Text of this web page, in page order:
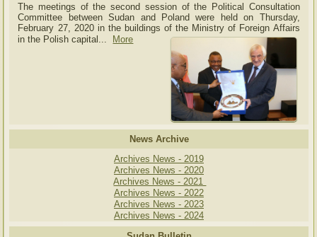
The meetings of the second session of the Political Consultation
Committee between Sudan and Poland were held on Thursday,
February 27, 2020 in the buildings of the Ministry of Foreign Affairs
in the Polish capital.
More
News Archive
Archives News - 2019
Archives News - 2020
Archives News - 2021
Archives News - 2022
Archives News - 2023
Archives News - 2024